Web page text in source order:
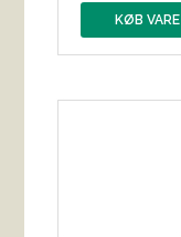
KØB VARE